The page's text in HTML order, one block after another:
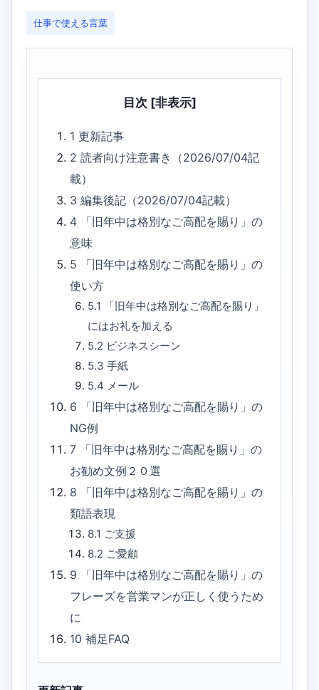
仕事で使える言葉
目次 [非表示]
1更新記事
2読者向け注意書き（2026/07/04記
載）
3編集後記（2026/07/04記載）
4
「旧年中は格別なご高配を賜り」の
意味
5
「旧年中は格別なご高配を賜り」の
使い方
5.1
「旧年中は格別なご高配を賜り」
にはお礼を加える
5.2 ビジネスシーン
5.3 手紙
5.4 メール
6
「旧年中は格別なご高配を賜り」の
NG例
7
「旧年中は格別なご高配を賜り」の
お勧め文例２０選
8
「旧年中は格別なご高配を賜り」の
類語表現
8.1 ご支援
8.2 ご愛顧
9
「旧年中は格別なご高配を賜り」の
フレーズを営業マンが正しく使うため
に
10補足FAQ